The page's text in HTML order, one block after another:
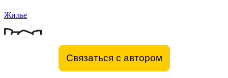
Связаться с автором
Жилье